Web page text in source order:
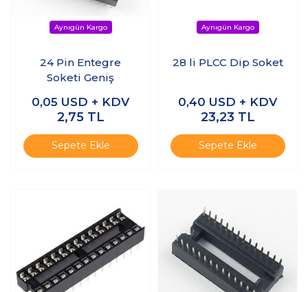
24 Pin Entegre
Soketi Geniş
0,05 USD + KDV
2,75 TL
Sepete Ekle
28 li PLCC Dip Soket
0,40 USD + KDV
23,23 TL
Sepete Ekle